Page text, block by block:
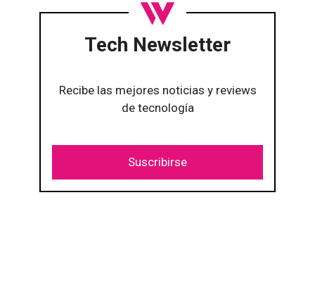
Tech Newsletter
Recibe las mejores noticias y reviews
de tecnología
Suscribirse